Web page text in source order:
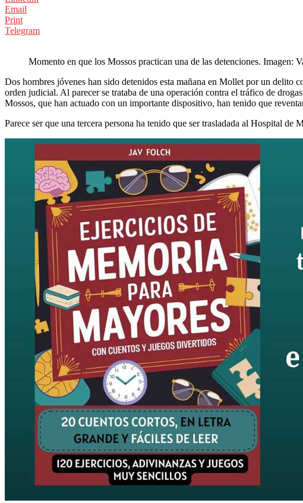
Email
Print
Telegram
Momento en que los Mossos practican una de las detenciones. Imagen:
Dos hombres jóvenes han sido detenidos esta mañana en Mollet por un delito
orden judicial. Al parecer se trataba de una operación contra el tráfico de
Mossos, que han actuado con un importante dispositivo, han tenido que
Parece ser que una tercera persona ha tenido que sertrasladada al Hospital de